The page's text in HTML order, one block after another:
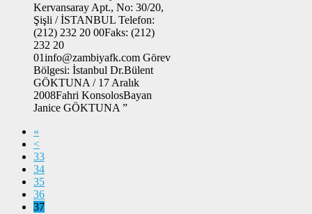
Kervansaray Apt., No: 30/20,
Şişli / İSTANBUL Telefon:
(212) 232 20 00Faks: (212)
232 20
01info@zambiyafk.com Görev
Bölgesi: İstanbul Dr.Bülent
GÖKTUNA / 17 Aralık
2008Fahri KonsolosBayan
Janice GÖKTUNA ”
«
<
33
34
35
36
37